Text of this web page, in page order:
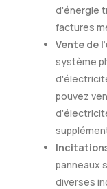
d'énergie
factures
Vente de
système
pouvez
panneaux
diverses